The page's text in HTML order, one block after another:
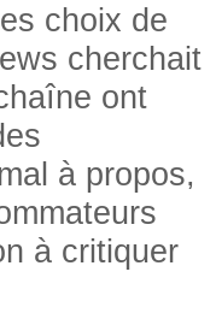
choix de
cherchait
ont
à propos,
à critiquer